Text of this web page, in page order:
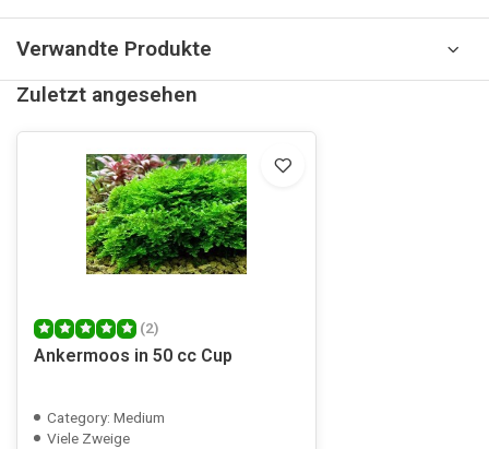
Verwandte Produkte
Zuletzt angesehen
(2)
Ankermoos in 50 cc Cup
Category: Medium
Viele Zweige